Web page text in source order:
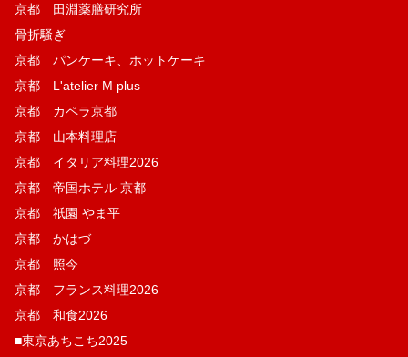
京都 田淵薬膳研究所
骨折騒ぎ
京都 パンケーキ、ホットケーキ
京都 L'atelier M plus
京都 カペラ京都
京都 山本料理店
京都 イタリア料理2026
京都 帝国ホテル 京都
京都 祇園 やま平
京都 かはづ
京都 照今
京都 フランス料理2026
京都 和食2026
■東京あちこち2025